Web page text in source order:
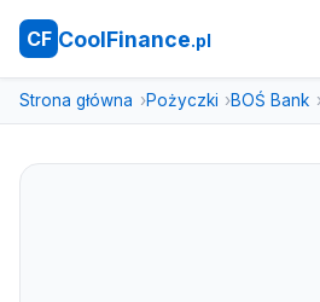
CF CoolFinance.pl
Strona główna Pożyczki BOŚ Bank